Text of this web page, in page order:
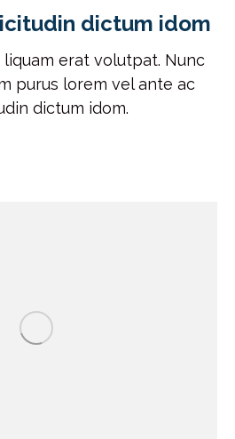
dictum idom
liquam erat volutpat. Nunc
purus lorem vel ante ac
dictum idom.